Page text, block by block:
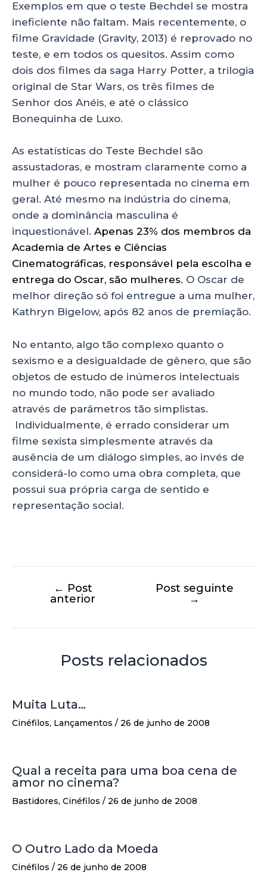
Exemplos em que o teste Bechdel se mostra
ineficiente não faltam. Mais recentemente, o
filme Gravidade (Gravity, 2013) é reprovado no
teste, e em todos os quesitos. Assim como
dois dos filmes da saga Harry Potter, a trilogia
original de Star Wars, os três filmes de
Senhor dos Anéis, e até o clássico
Bonequinha de Luxo.
As estatísticas do Teste Bechdel são
assustadoras, e mostram claramente como a
mulher é pouco representada no cinema em
geral. Até mesmo na indústria do cinema,
onde a dominância masculina é
inquestionável. Apenas 23% dos membros da
Academia de Artes e Ciências
Cinematográficas, responsável pela escolha e
entrega do Oscar, são mulheres. O Oscar de
melhor direção só foi entregue a uma mulher,
Kathryn Bigelow, após 82 anos de premiação.
No entanto, algo tão complexo quanto o
sexismo e a desigualdade de gênero, que são
objetos de estudo de inúmeros intelectuais
no mundo todo, não pode ser avaliado
através de parâmetros tão simplistas.
Individualmente, é errado considerar um
filme sexista simplesmente através da
ausência de um diálogo simples, ao invés de
considerá-lo como uma obra completa, que
possui sua própria carga de sentido e
representação social.
← Post
anterior
Post seguinte
→
Posts relacionados
Muita Luta…
Cinéfilos, Lançamentos / 26 de junho de 2008
Qual a receita para uma boa cena de
amor no cinema?
Bastidores, Cinéfilos / 26 de junho de 2008
O Outro Lado da Moeda
Cinéfilos / 26 de junho de 2008